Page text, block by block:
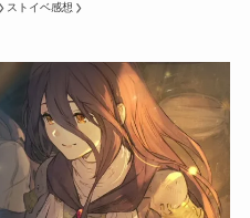
ストイベ感想